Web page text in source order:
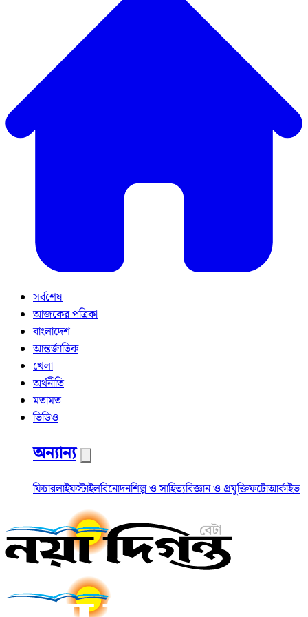
সর্বশেষ
আজকের পত্রিকা
বাংলাদেশ
আন্তর্জাতিক
খেলা
অর্থনীতি
মতামত
ভিডিও
অন্যান্য
ফিচারলাইফস্টাইলবিনোদনশিল্প ও সাহিত্যবিজ্ঞান ও প্রযুক্তিফটোআর্কাইভ